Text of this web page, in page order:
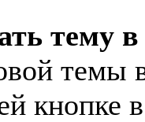
тему
темы
кнопке